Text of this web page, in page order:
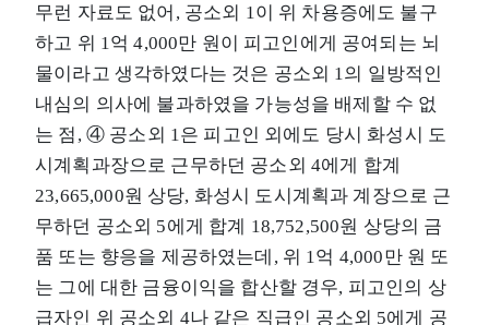
무런 자료도 없어, 공소외 1이 위 차용증에도 불구
하고 위 1억 4,000만 원이 피고인에게 공여되는 뇌
물이라고 생각하였다는 것은 공소외 1의 일방적인
내심의 의사에 불과하였을 가능성을 배제할 수 없
는 점, ④ 공소외 1은 피고인 외에도 당시 화성시 도
시계획과장으로 근무하던 공소외 4에게 합계
23,665,000원 상당, 화성시 도시계획과 계장으로 근
무하던 공소외 5에게 합계 18,752,500원 상당의 금
품 또는 향응을 제공하였는데, 위 1억 4,000만 원 또
는 그에 대한 금융이익을 합산할 경우, 피고인의 상
급자인 위 공소외 4나 같은 직급인 공소외 5에게 공